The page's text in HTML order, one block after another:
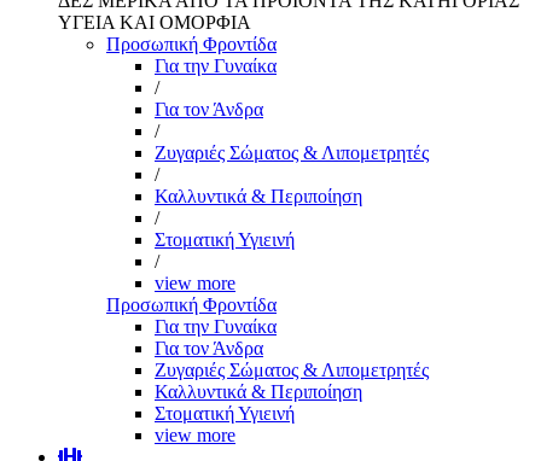
ΥΓΕΙΑ ΚΑΙ ΟΜΟΡΦΙΑ
Προσωπική Φροντίδα
Για την Γυναίκα
/
Για τον Άνδρα
/
Ζυγαριές Σώματος & Λιπομετρητές
/
Καλλυντικά & Περιποίηση
/
Στοματική Υγιεινή
/
view more
Προσωπική Φροντίδα
Για την Γυναίκα
Για τον Άνδρα
Ζυγαριές Σώματος & Λιπομετρητές
Καλλυντικά & Περιποίηση
Στοματική Υγιεινή
view more